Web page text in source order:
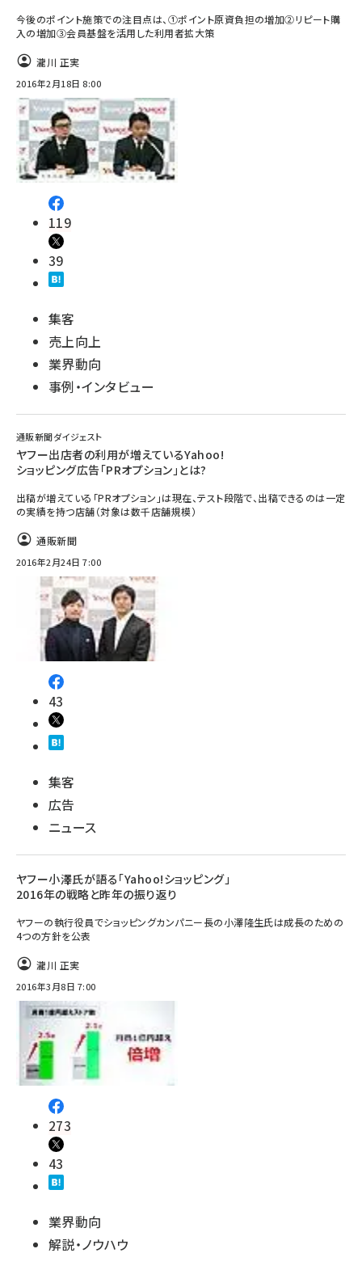
今後のポイント施策での注目点は、①ポイント原資負担の増加②リピート購
入の増加③会員基盤を活用した利用者拡大策
瀧川 正実
2016年2月18日 8:00
119
39
集客
売上向上
業界動向
事例・インタビュー
通販新聞ダイジェスト
ヤフー出店者の利用が増えているYahoo!
ショッピング広告「PRオプション」とは?
出稿が増えている「PRオプション」は現在、テスト段階で、出稿できるのは一定
の実績を持つ店舗（対象は数千店舗規模）
通販新聞
2016年2月24日 7:00
43
集客
広告
ニュース
ヤフー小澤氏が語る「Yahoo!ショッピング」
2016年の戦略と昨年の振り返り
ヤフーの執行役員でショッピングカンパニー長の小澤隆生氏は成長のための
4つの方針を公表
瀧川 正実
2016年3月8日 7:00
273
43
業界動向
解説・ノウハウ